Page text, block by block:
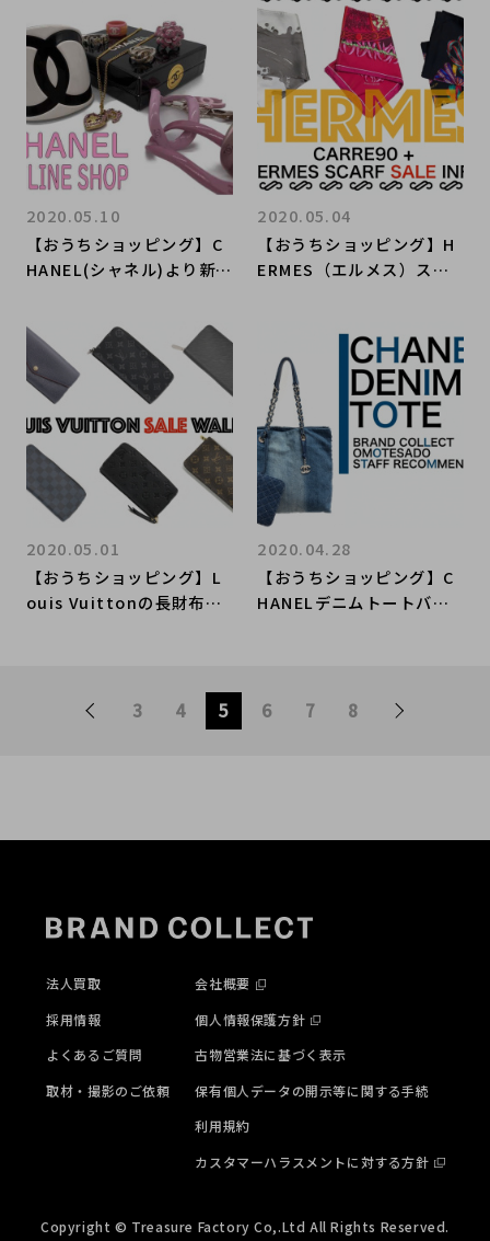
【おうちショッピング】C
HANEL(シャネル)より新入
す。【ブランドコレクト表
参道】
2020.05.10
【おうちショッピング】H
ERMES（エルメス）スカ
2020.05.04
【おうちショッピング】L
ouis Vuittonの長財布が
2020.05.01
【おうちショッピング】C
HANELデニムトートバッ
2020.04.28
3 4 5 6 7 8
法人買取
採用情報
よくあるご質問
取材・撮影のご依頼
会社概要
個人情報保護方針
古物営業法に基づく表示
保有個人データの開示等に関する手続
利用規約
カスタマーハラスメントに対する方針
Copyright © Treasure Factory Co,.Ltd All Rights Reserved.